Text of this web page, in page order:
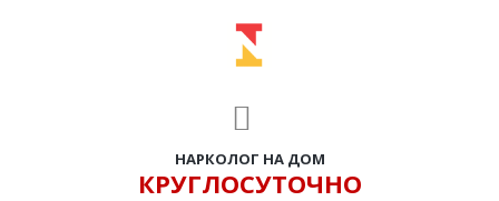
НАРКОЛОГ НА ДОМ
КРУГЛОСУТОЧНО